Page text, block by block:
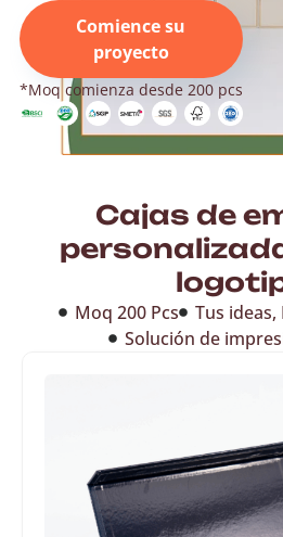
Comience su
proyecto
*Moq comienza desde 200 pcs
Cajas de
Moq 200 Pcs
Tus
Solución de